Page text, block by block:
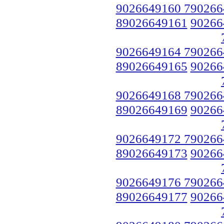
9026649160
89026649161
9026649164
89026649165
9026649168
89026649169
9026649172
89026649173
9026649176
89026649177